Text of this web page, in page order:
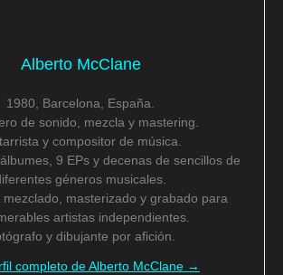
Alberto McClane
1980, Barcelona, España.
de sonido, mezcla y mastering.
y compositor de música.
9 EPs y decenas de sencillos de
géneros musicales.
mezclado, masterizado y grabado para
artistas independientes.
y dibujante por afición.
completo de Alberto McClane →